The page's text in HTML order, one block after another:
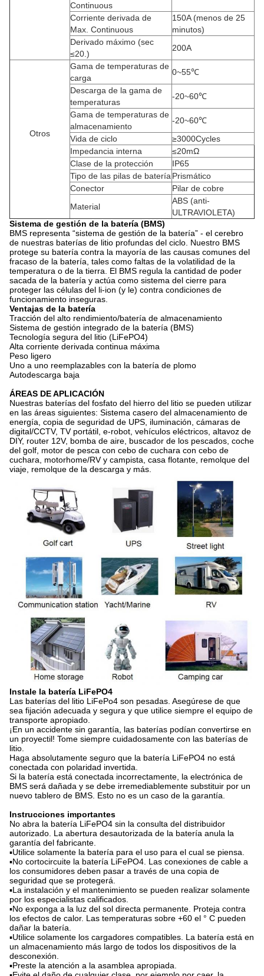
Continuous
Corriente derivada de
Max. Continuous
150A(menos de 25
minutos)
Derivado máximo (sec
≤20.)
200A
Otros
Gama de temperaturas de
carga
0~55℃
Descarga de la gama de
temperaturas
-20~60℃
Gama de temperaturas de
almacenamiento
-20~60℃
Vida de ciclo
≥3000Cycles
Impedancia interna
≤20mΩ
Clase de la protección
IP65
Tipo de las pilas de batería Prismático
Conector
Pilar de cobre
Material
ABS (anti-
ULTRAVIOLETA)
Sistema de gestión de la batería (BMS)
BMS representa “sistema de gestión de la batería” - el cerebro
de nuestras baterías de litio profundas del ciclo. Nuestro BMS
protege su batería contra la mayoría de las causas comunes del
fracaso de la batería, tales como faltas de la volatilidad de la
temperatura o de la tierra. El BMS regula la cantidad de poder
sacada de la batería y actúa como sistema del cierre para
proteger las células del li-ion (y le) contra condiciones de
funcionamiento inseguras.
Ventajas de la batería
Tracción del alto rendimiento/batería de almacenamiento
Sistema de gestión integrado de la batería (BMS)
Tecnología segura del litio (LiFePO4)
Alta corriente derivada continua máxima
Peso ligero
Uno a uno reemplazables con la batería de plomo
Autodescarga baja
ÁREAS DE APLICACIÓN
Nuestras baterías del fosfato del hierro del litio se pueden utilizar
en las áreas siguientes: Sistema casero del almacenamiento de
energía, copia de seguridad de UPS, iluminación, cámaras de
digital/CCTV, TV portátil, e-robot, vehículos eléctricos, altavoz de
DIY, router 12V, bomba de aire, buscador de los pescados, coche
del golf, motor de pesca con cebo de cuchara con cebo de
cuchara, motorhome/RV y campista, casa flotante, remolque del
viaje, remolque de la descarga y más.
Instale la batería LiFePO4
Las baterías del litio LiFePo4 son pesadas. Asegúrese de que
sea fijación adecuada y segura y que utilice siempre el equipo de
transporte apropiado.
¡En un accidente sin garantía, las baterías podían convertirse en
un proyectil! Tome siempre cuidadosamente con las baterías de
litio.
Haga absolutamente seguro que la batería LiFePO4 no está
conectada con polaridad invertida.
Si la batería está conectada incorrectamente, la electrónica de
BMS será dañada y se debe irremediablemente substituir por un
nuevo tablero de BMS. Esto no es un caso de la garantía.
Instrucciones importantes
No abra la batería LiFePO4 sin la consulta del distribuidor
autorizado. La abertura desautorizada de la batería anula la
garantía del fabricante.
▪Utilice solamente la batería para el uso para el cual se piensa.
▪No cortocircuite la batería LiFePO4. Las conexiones de cable a
los consumidores deben pasar a través de una copia de
seguridad que se protegerá.
▪La instalación y el mantenimiento se pueden realizar solamente
por los especialistas calificados.
▪No exponga a la luz del sol directa permanente. Proteja contra
los efectos de calor. Las temperaturas sobre +60 el ° C pueden
dañar la batería.
▪Utilice solamente los cargadores compatibles. La batería está en
un almacenamiento más largo de todos los dispositivos de la
desconexión.
▪Preste la atención a la asamblea apropiada.